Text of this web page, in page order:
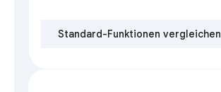
Standard-Funktionen vergleichen